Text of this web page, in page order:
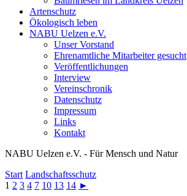
Artenschutz
Ökologisch leben
NABU Uelzen e.V.
Unser Vorstand
Ehrenamtliche Mitarbeiter gesucht
Veröffentlichungen
Interview
Vereinschronik
Datenschutz
Impressum
Links
Kontakt
NABU Uelzen e.V. - Für Mensch und Natur
Start Landschaftsschutz
1 2 3 4 7 10 13 14 ►